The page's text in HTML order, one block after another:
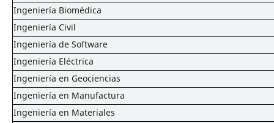
Ingeniería Biomédica
Ingeniería Civil
Ingeniería de Software
Ingeniería Eléctrica
Ingeniería en Geociencias
Ingeniería en Manufactura
Ingeniería en Materiales